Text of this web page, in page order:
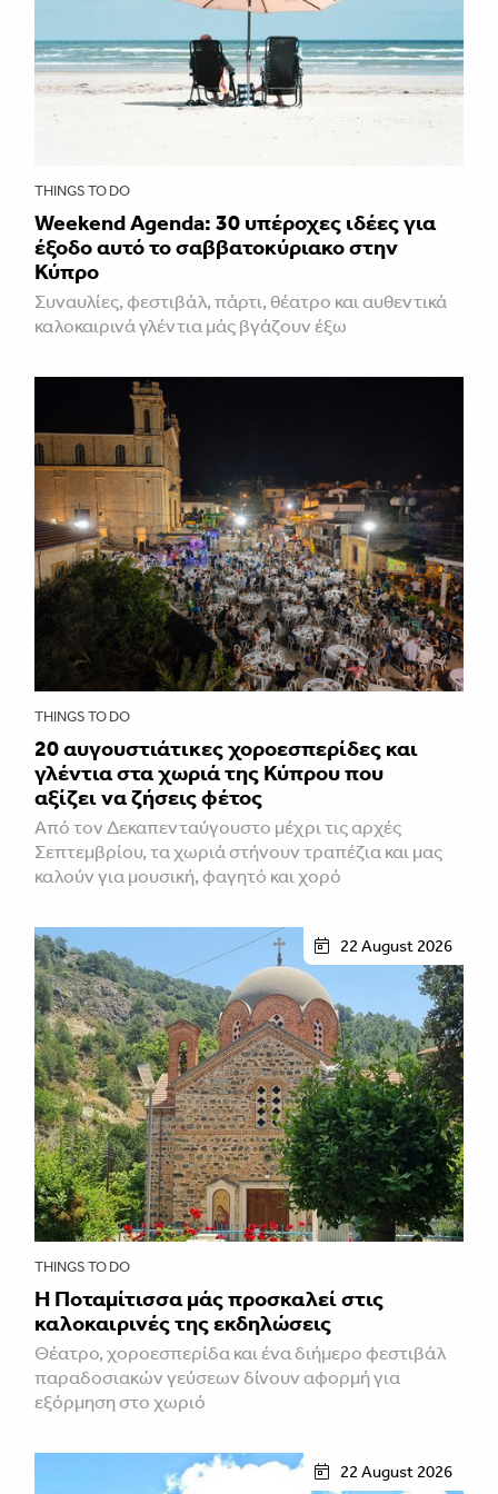
THINGS TO DO
Weekend Agenda: 30 υπέροχες ιδέες για
έξοδο αυτό το σαββατοκύριακο στην
Κύπρο
Συναυλίες, φεστιβάλ, πάρτι, θέατρο και αυθεντικά
καλοκαιρινά γλέντια μάς βγάζουν έξω
THINGS TO DO
20 αυγουστιάτικες χοροεσπερίδες και
γλέντια στα χωριά της Κύπρου που
αξίζει να ζήσεις φέτος
Από τον Δεκαπενταύγουστο μέχρι τις αρχές
Σεπτεμβρίου, τα χωριά στήνουν τραπέζια και μας
καλούν για μουσική, φαγητό και χορό
22 August 2026
THINGS TO DO
Η Ποταμίτισσα μάς προσκαλεί στις
καλοκαιρινές της εκδηλώσεις
Θέατρο, χοροεσπερίδα και ένα διήμερο φεστιβάλ
παραδοσιακών γεύσεων δίνουν αφορμή για
εξόρμηση στο χωριό
22 August 2026